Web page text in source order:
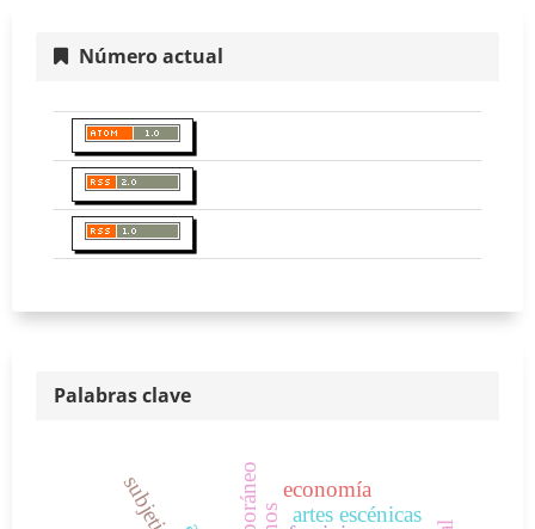
Número actual
Palabras clave
artes escénicas
economía